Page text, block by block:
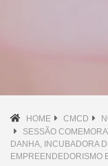
HOME CMCD
SESSÃO
DANHA, INCUBADORA
EMPREENDEDORISMO